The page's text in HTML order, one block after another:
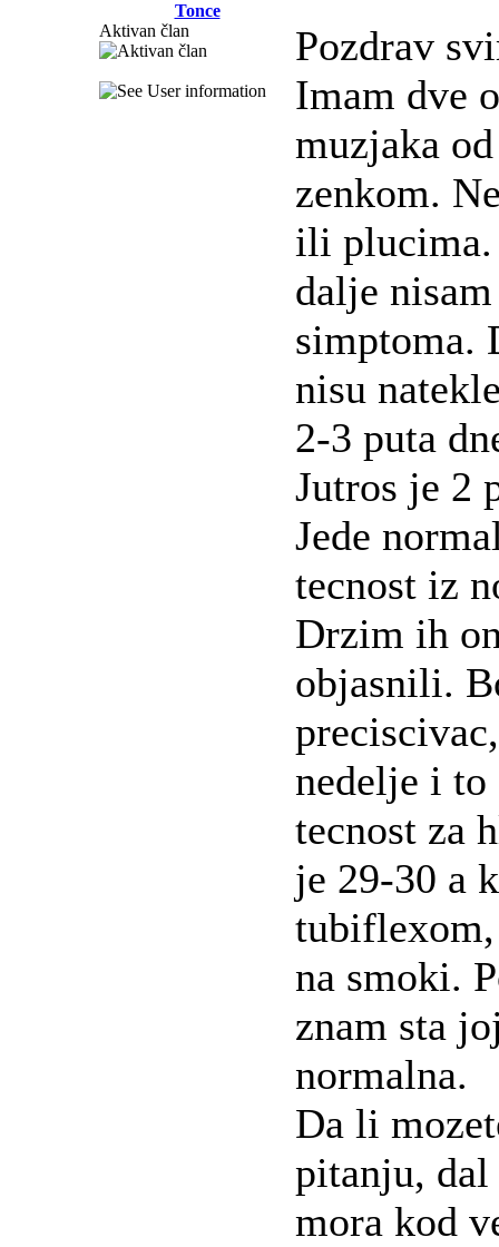
Tonce
Aktivan član
Pozdrav
Imam dve
muzjaka
zenkom.
ili plucima.
dalje
simptoma.
nisu
2-3 puta
Jutros je 2
Jede
tecnost iz
Drzim ih
objasnili.
nedelje i
tecnost za
je 29-30 a
na smoki.
znam sta
normalna.
Da li
pitanju, dal
mora kod